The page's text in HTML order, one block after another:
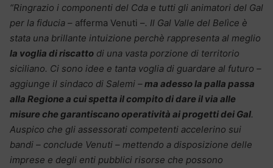
“Ringrazio i componenti del Cda e tutti gli animatori del Gal
per la fiducia – afferma Venuti –. Il Gal Valle del Belìce è
stata una brillante intuizione perchè rappresenta al meglio
la voglia di riscatto di una vasta porzione di territorio
siciliano. Ci sono idee e tanta voglia di guardare al futuro –
aggiunge il sindaco di Salemi –ma adesso la palla passa
alla Regione a cui spetta il compito di dare il via alle
misure che garantiscano operatività ai progetti dei Gal.
Auspico che gli assessorati competenti accelerino sui
bandi – conclude Venuti – mettendo a disposizione delle
imprese e degli enti pubblici risorse che possono